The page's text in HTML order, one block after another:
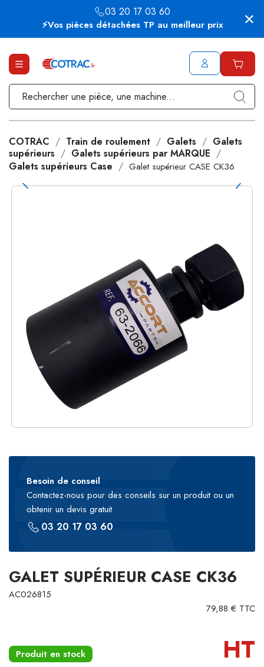
⚡Vos pièces détachées TP au meilleur prix
03 20 17 03 60
COTRAC Train de roulement Galets
Galets
supérieurs
Galets supérieurs par MARQUE
Galets supérieurs Case
Galet supérieur CASE CK36
Besoin de conseil
Contactez-nous pour des conseils sur un produit ou un
obtenir un devis gratuit
03 20 17 03 60
GALET SUPÉRIEUR CASE CK36
AC026815
79,88 € TTC
Produit en stock HT